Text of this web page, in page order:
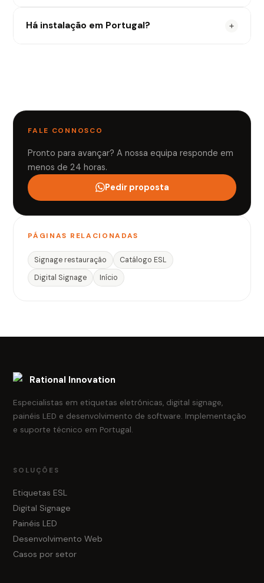
Há instalação em Portugal?
FALE CONNOSCO
Pronto para avançar? A nossa equipa responde em
menos de 24 horas.
Pedir proposta
PÁGINAS RELACIONADAS
Signage restauração
Catálogo ESL
Digital Signage
Início
Rational Innovation
Especialistas em etiquetas eletrónicas, digital signage,
painéis LED e desenvolvimento de software. Implementação
e suporte técnico em Portugal.
SOLUÇÕES
Etiquetas ESL
Digital Signage
Painéis LED
Desenvolvimento Web
Casos por setor